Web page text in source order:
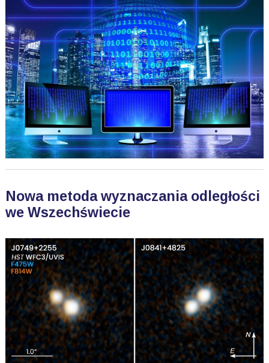
Nowa metoda wyznaczania odległości
we Wszechświecie